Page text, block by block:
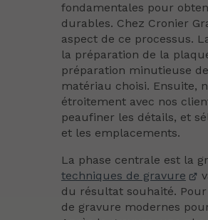
fondamentales pour
durables. Chez Cronier
aspect de ce processus.
la préparation de la
préparation minutieuse
matériau choisi. Ensuite,
étroitement avec nos
peaufiner les détails, et
et les emplacements.
La phase centrale est la
techniques de gravure
du résultat souhaité.
de gravure modernes